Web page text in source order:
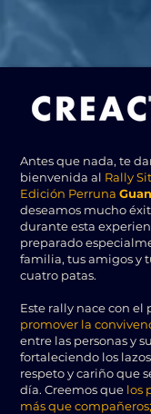
Antes que nada, te
bienvenida al Rally
Edición Perruna
deseamos mucho
durante esta
preparado
familia, tus amigos y
cuatro patas.
Este rally nace con el
promover la
entre las personas y
fortaleciendo los
respeto y cariño que
día. Creemos que los
más que